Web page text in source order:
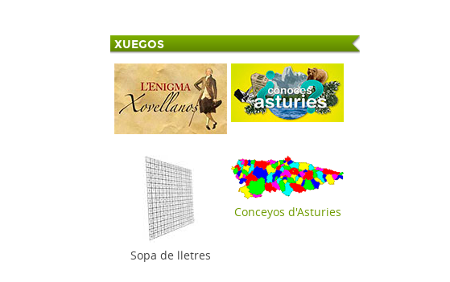
XUEGOS
Sopa de lletres
Conceyos d'Asturies